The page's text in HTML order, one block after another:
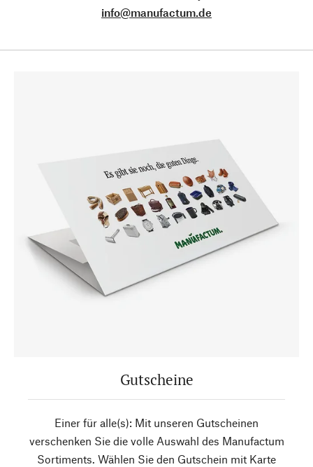
info@manufactum.de
Gutscheine
Einer für alle(s): Mit unseren Gutscheinen
verschenken Sie die volle Auswahl des Manufactum
Sortiments. Wählen Sie den Gutschein mit Karte